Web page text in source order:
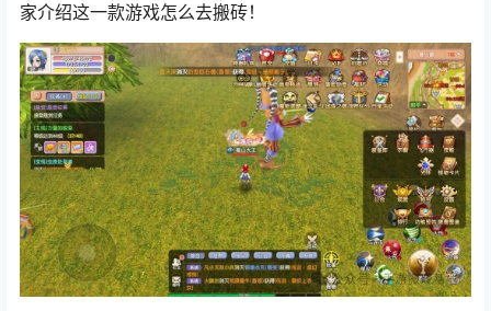
家介绍这一款游戏怎么去搬砖！